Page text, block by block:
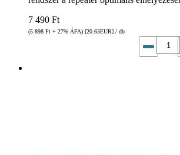
7 490 Ft
(5 898 Ft + 27% ÁFA) [20.63EUR] / db